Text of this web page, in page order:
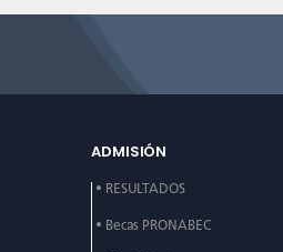
ADMISIÓN
• RESULTADOS
• Becas PRONABEC